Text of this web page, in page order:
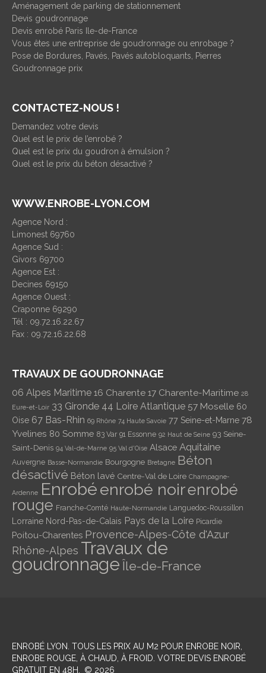
Aménagement de parking de stationnement
Devis goudronnage
Devis enrobé Paris Ile-de-France
Vous êtes une entreprise de goudronnage ou enrobage ?
Pose de Bordures, Pavés, Pavés autobloquants, Pierres
Goudronnage prix
CONTACTEZ-NOUS !
Demandez votre devis
Quel est le prix de l’enrobé ?
Quel est le prix du goudron à émulsion ?
Quel est le prix du béton désactivé ?
WWW.ENROBE-LYON.COM
Agence Nord :
Limonest 69760
Agence Sud :
Givors 69700
Agence Est :
Decines 69150
Agence Ouest :
Craponne 69290
Tél : 09.72.16.22.67
Fax : 09.72.16.22.68
TRAVAUX DE GOUDRONNAGE
06 Alpes Maritime 16 Charente 17 Charente-Maritime 28
Eure-et-Loir 33 Gironde 44 Loire Atlantique 57 Moselle 60
Oise 67 Bas-Rhin 69 Rhône 74 Haute Savoie 77 Seine-et-Marne 78
Yvelines 80 Somme 83 Var 91 Essonne 92 Haut de Seine 93 Seine-
Saint-Denis 94 Val-de-Marne 95 Val d'Oise Alsace Aquitaine
Auvergne Basse-Normandie Bourgogne Bretagne Béton
désactivé Béton lavé Centre-Val de Loire Champagne-
Ardenne Enrobéenrobé noirenrobé
rouge Franche-Comté Haute-Normandie Languedoc-Roussillon
Lorraine Nord-Pas-de-Calais Pays de la Loire Picardie
Poitou-Charentes Provence-Alpes-Côte d'Azur
Rhône-Alpes Travaux de
goudronnage Île-de-France
ENROBÉ LYON . TOUS LES PRIX AU M2 POUR ENROBE NOIR,
ENROBE ROUGE, À CHAUD, À FROID. VOTRE DEVIS ENROBÉ
GRATUIT EN 48H.
© 2026